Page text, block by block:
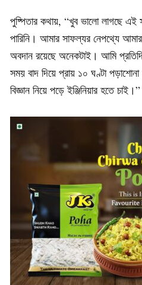
পুষ্পিতার কথায়, “খুব ভালো লাগছে
পারিনি। আমার সাফল্যর নেপথ্যে
অবদান রয়েছে অনেকটাই। আমি
সময় বাদ দিয়ে প্রায় ১০ ঘণ্টা
বিজ্ঞান নিয়ে পড়ে ইঞ্জিনিয়ার হতে চাই।”